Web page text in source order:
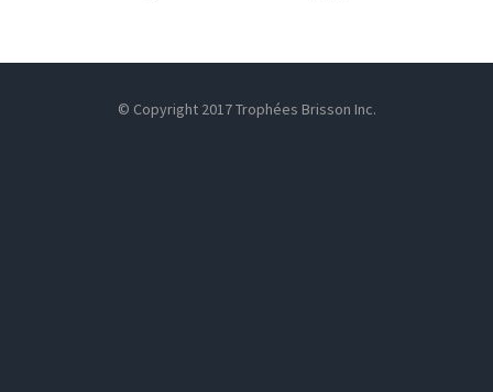
© Copyright 2017 Trophées Brisson Inc.